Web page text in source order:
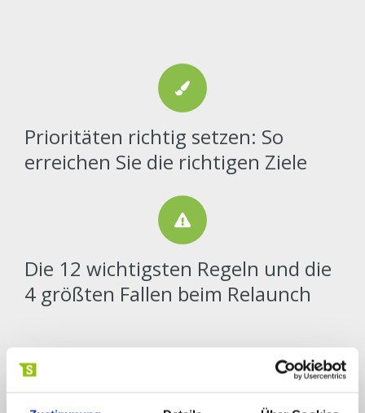
Prioritäten richtig setzen: So
erreichen Sie die richtigen Ziele
Die 12 wichtigsten Regeln und die
4 größten Fallen beim Relaunch